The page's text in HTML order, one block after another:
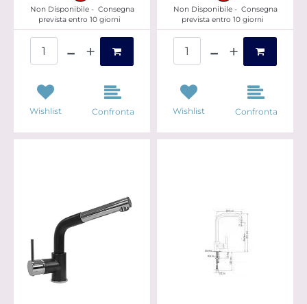
Non Disponibile - Consegna
prevista entro 10 giorni
Wishlist Confronta
Non Disponibile - Consegna
prevista entro 10 giorni
Wishlist Confronta